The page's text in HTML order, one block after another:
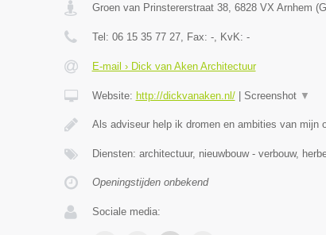
Groen van Prinstererstraat 38, 6828 VX Arnhem (
Tel: 06 15 35 77 27, Fax: -, KvK: -
E-mail › Dick van Aken Architectuur
Website: http://dickvanaken.nl/| Screenshot ▼
Als adviseur help ik dromen en ambities van mijn
Diensten: architectuur, nieuwbouw - verbouw,
Openingstijden onbekend
Sociale media: